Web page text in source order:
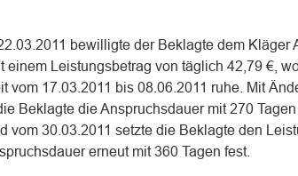
bewilligte der Beklagte dem Kläger
einem Leistungsbetrag von täglich 42,79 €,
vom 17.03.2011 bis 08.06.2011 ruhe. Mit
Beklagte die Anspruchsdauer mit 270
vom 30.03.2011 setzte die Beklagte den
erneut mit 360 Tagen fest.